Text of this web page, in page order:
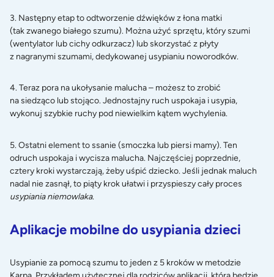
3. Następny etap to odtworzenie dźwięków z łona matki
(tak zwanego białego szumu). Można użyć sprzętu, który szumi
(wentylator lub cichy odkurzacz) lub skorzystać z płyty
z nagranymi szumami, dedykowanej usypianiu noworodków.
4. Teraz pora na ukołysanie malucha – możesz to zrobić
na siedząco lub stojąco. Jednostajny ruch uspokaja i usypia,
wykonuj szybkie ruchy pod niewielkim kątem wychylenia.
5. Ostatni element to ssanie (smoczka lub piersi mamy). Ten
odruch uspokaja i wycisza malucha. Najczęściej poprzednie,
cztery kroki wystarczają, żeby uśpić dziecko. Jeśli jednak maluch
nadal nie zasnął, to piąty krok ułatwi i przyspieszy cały proces
usypiania niemowlaka.
Aplikacje mobilne do usypiania dzieci
Usypianie za pomocą szumu to jeden z 5 kroków w metodzie